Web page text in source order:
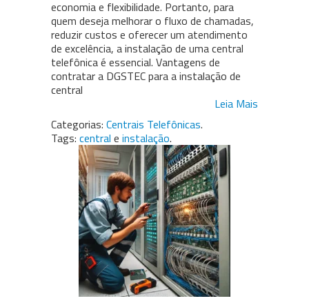
economia e flexibilidade. Portanto, para
quem deseja melhorar o fluxo de chamadas,
reduzir custos e oferecer um atendimento
de excelência, a instalação de uma central
telefônica é essencial. Vantagens de
contratar a DGSTEC para a instalação de
central
Leia Mais
Categorias: Centrais Telefônicas.
Tags: central e instalação.